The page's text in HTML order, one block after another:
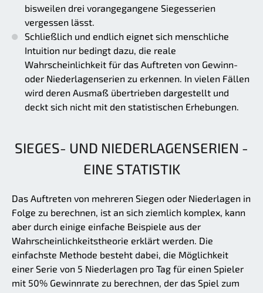
bisweilen drei vorangegangene Siegesserien
vergessen lässt.
Schließlich und endlich eignet sich menschliche
Intuition nur bedingt dazu, die reale
Wahrscheinlichkeit für das Auftreten von Gewinn-
oder Niederlagenserien zu erkennen. In vielen Fällen
wird deren Ausmaß übertrieben dargestellt und
deckt sich nicht mit den statistischen Erhebungen.
SIEGES- UND NIEDERLAGENSERIEN -
EINE STATISTIK
Das Auftreten von mehreren Siegen oder Niederlagen in
Folge zu berechnen, ist an sich ziemlich komplex, kann
aber durch einige einfache Beispiele aus der
Wahrscheinlichkeitstheorie erklärt werden. Die
einfachste Methode besteht dabei, die Möglichkeit
einer Serie von 5 Niederlagen pro Tag für einen Spieler
mit 50% Gewinnrate zu berechnen, der das Spiel zum